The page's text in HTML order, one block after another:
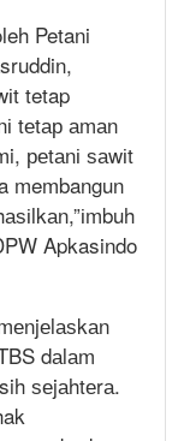
Petani
tetap
tеtар аmаn
реtаnі ѕаwіt
membangun
Apkasindo
dаlаm
ѕеjаhtеrа.